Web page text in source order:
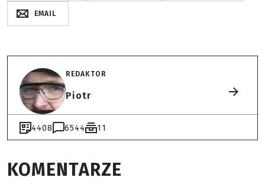
EMAIL
REDAKTOR
Piotr
4408 6544 11
KOMENTARZE